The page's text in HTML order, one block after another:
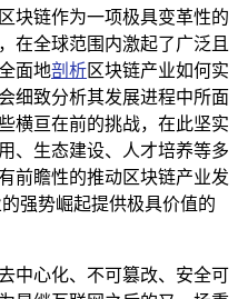
块链作为一项极具变革性的
在全球范围内激起了广泛且
面地剖析区块链产业如何实
细致分析其发展进程中所面
横亘在前的挑战，在此坚实
、生态建设、人才培养等多
前瞻性的推动区块链产业发
强势崛起提供极具价值的
中心化、不可篡改、安全可